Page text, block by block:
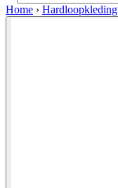
Home › Hardloopkleding